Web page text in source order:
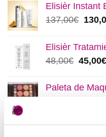
Elisièr Instant
137,00€ El
Elisièr
48,00€ El
original
45,00€
Paleta de
Maquíllate